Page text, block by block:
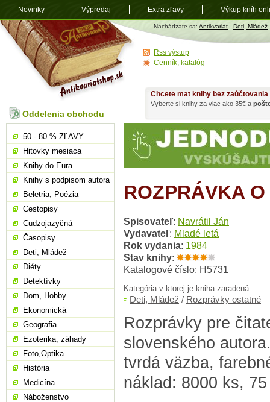
Antikvariát
shop.sk
Nachádzate sa: Antikvariát - Deti, Mládež
ROZPRÁVKA
Spisovateľ: Navrátil Ján
Vydavateľ: Mladé letá
Rok vydania: 1984
Stav knihy:
Katalogové číslo: H5731
Kategória v ktorej je kniha zaradená:
Deti, Mládež / Rozprávky ostatné
Rozprávky pre
slovenského
tvrdá väzba,
náklad: 8000 ks,
Chcete mat knihy bez
Vyberte si knihy za viac ako 35€ a
Oddelenia obchodu
50 - 80 % ZĽAVY
Hitovky mesiaca
Knihy do Eura
Knihy s podpisom autora
Beletria, Poézia
Cestopisy
Cudzojazyčná
Časopisy
Deti, Mládež
Diéty
Detektívky
Dom, Hobby
Ekonomická
Geografia
Ezoterika, záhady
Foto,Optika
História
Medicína
Náboženstvo
Rss výstup
Cenník, katalóg
Novinky Výpredaj Extra zľavy Výkup kníh